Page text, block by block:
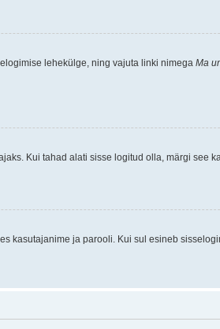
lehekülge, ning vajuta linki nimega Ma
Kui tahad alati sisse logitud olla, märgi see
kasutajanime ja parooli. Kui sul esineb